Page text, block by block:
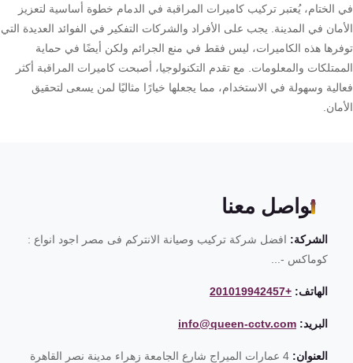
الختام، يُعتبر تركيب كاميرات المراقبة في الدمام خطوة أساسية لتعزيز
في المدينة. يجب على الأفراد والشركات التفكير في الفوائد العديدة التي
هذه الكاميرات، ليس فقط في منع الجرائم ولكن أيضًا في حماية
والمعلومات. مع تقدم التكنولوجيا، أصبحت كاميرات المراقبة أكثر
وسهولة في الاستخدام، مما يجعلها خيارًا مثاليًا لمن يسعى لتحقيق
تواصل معنا
الشركة:افضل شركة تركيب وصيانة الانتركم فى مصر اجود انواع :
كوماكس -...
الهاتف: +201019942457
البريد: info@queen-cctv.com
العنوان:
4 عمارات الميراج شارع الجامعة زهراء مدينة نصر القاهرة